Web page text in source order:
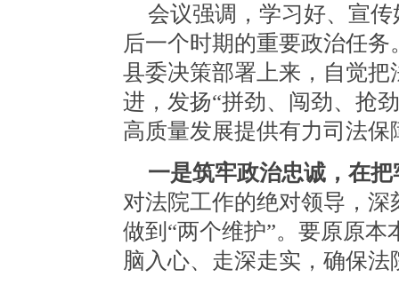
会议强调，学习好、宣
后一个时期的重要政治任
县委决策部署上来，自觉
进，发扬“拼劲、闯劲、抢
高质量发展提供有力司法保
一是筑牢政治忠诚，在
对法院工作的绝对领导，
做到“两个维护”。要原原
脑入心、走深走实，确保